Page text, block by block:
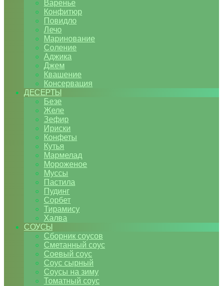
Варенье
Конфитюр
Повидло
Лечо
Маринование
Соление
Аджика
Джем
Квашение
Консервация
ДЕСЕРТЫ
Безе
Желе
Зефир
Ириски
Конфеты
Кутья
Мармелад
Мороженое
Муссы
Пастила
Пудинг
Сорбет
Тирамису
Халва
СОУСЫ
Сборник соусов
Сметанный соус
Соевый соус
Соус сырный
Соусы на зиму
Томатный соус